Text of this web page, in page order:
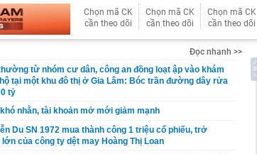
Chọn mã CK
cần theo dõi
Chọn mã CK
cần theo dõi
Chọn mã CK
cần theo dõi
Đọc nhanh >>
từ nhóm cư dân, công an đồng loạt ập vào khám
tại một khu đô thị ở Gia Lâm: Bóc trần đường dây rửa
tỷ
nhằn, tài khoản mở mới giảm mạnh
Du SN 1972 mua thành công 1 triệu cổ phiếu, trở
của công ty dệt may Hoàng Thị Loan